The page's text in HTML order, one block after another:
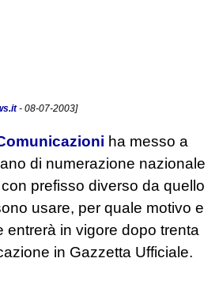
- 08-07-2003]
ha messo a
di numerazione nazionale
prefisso diverso da quello
usare, per quale motivo e
entrerà in vigore dopo trenta
in Gazzetta Ufficiale.